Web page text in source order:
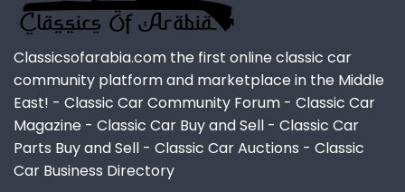
Classicsofarabia.com the first online classic car
community platform and marketplace in the Middle
East! - Classic Car Community Forum - Classic Car
Magazine - Classic Car Buy and Sell - Classic Car
Parts Buy and Sell - Classic Car Auctions - Classic
Car Business Directory